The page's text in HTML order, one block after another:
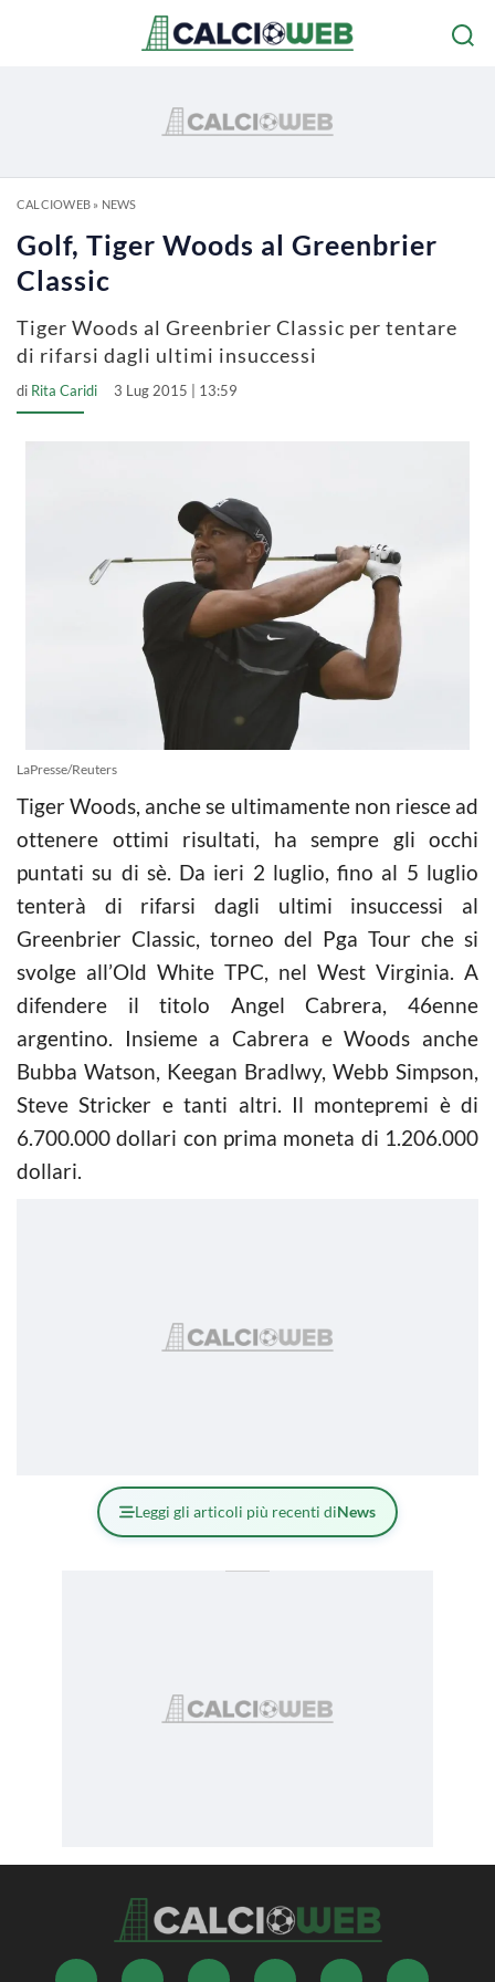
CALCIOWEB» NEWS
Golf, Tiger Woods al Greenbrier
Classic
Tiger Woods al Greenbrier Classic per tentare
di rifarsi dagli ultimi insuccessi
di Rita Caridi 3 Lug 2015 | 13:59
LaPresse/Reuters
Tiger Woods, anche se ultimamente non riesce ad
ottenere ottimi risultati, ha sempre gli occhi
puntati su di sè. Da ieri 2 luglio, fino al 5 luglio
tenterà di rifarsi dagli ultimi insuccessi al
Greenbrier Classic, torneo del Pga Tour che si
svolge all’Old White TPC, nel West Virginia. A
difendere il titolo Angel Cabrera, 46enne
argentino. Insieme a Cabrera e Woods anche
Bubba Watson, Keegan Bradlwy, Webb Simpson,
Steve Stricker e tanti altri. Il montepremi è di
6.700.000 dollari con prima moneta di 1.206.000
dollari.
Leggi gli articoli più recenti diNews